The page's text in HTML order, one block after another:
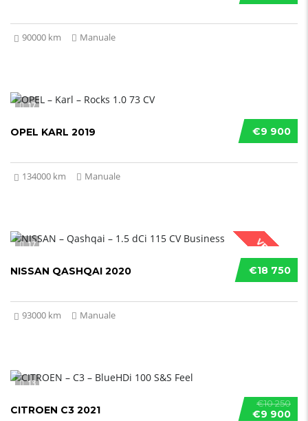
90000 km Manuale
17
€9 900
OPEL KARL 2019
134000 km Manuale
VENDUTO
17
€18 750
NISSAN QASHQAI 2020
93000 km Manuale
13
€10 250
€9 900
CITROEN C3 2021